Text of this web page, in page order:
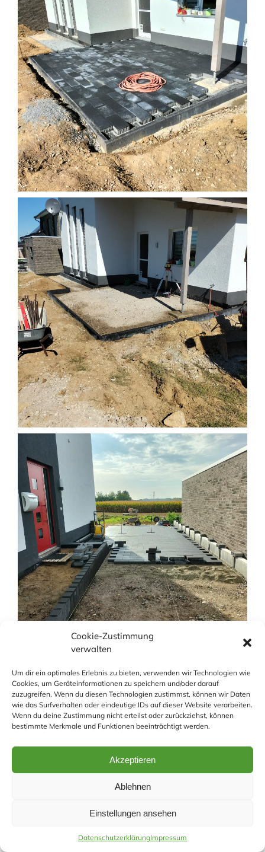
Cookie-Zustimmung
verwalten
Um dir ein optimales Erlebnis zu bieten, verwenden wir Technologien wie
Cookies, um Geräteinformationen zu speichern und/oder darauf
zuzugreifen. Wenn du diesen Technologien zustimmst, können wir Daten
wie das Surfverhalten oder eindeutige IDs auf dieser Website verarbeiten.
Wenn du deine Zustimmung nicht erteilst oder zurückziehst, können
bestimmte Merkmale und Funktionen beeinträchtigt werden.
Akzeptieren
Ablehnen
Einstellungen ansehen
DatenschutzerklärungImpressum